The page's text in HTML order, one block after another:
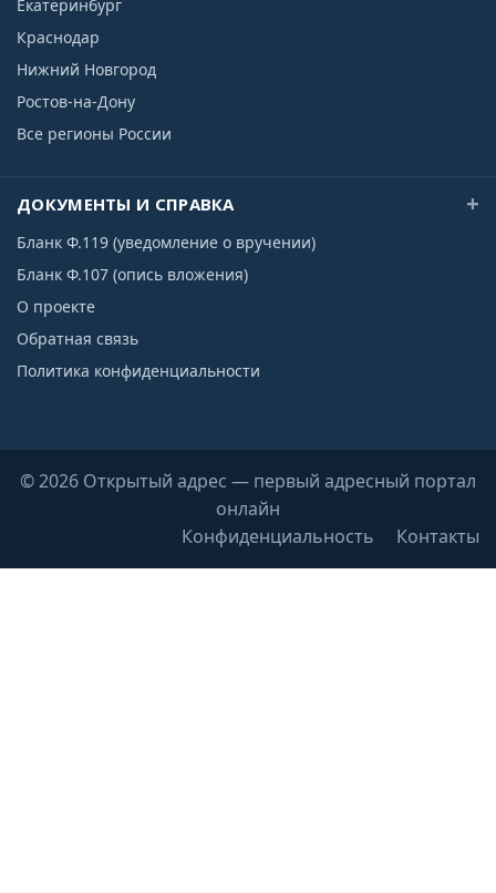
Екатеринбург
Краснодар
Нижний Новгород
Ростов-на-Дону
Все регионы России
ДОКУМЕНТЫ И СПРАВКА
Бланк Ф.119 (уведомление о вручении)
Бланк Ф.107 (опись вложения)
О проекте
Обратная связь
Политика конфиденциальности
© 2026 Открытый адрес — первый адресный портал
онлайн
Конфиденциальность
Контакты